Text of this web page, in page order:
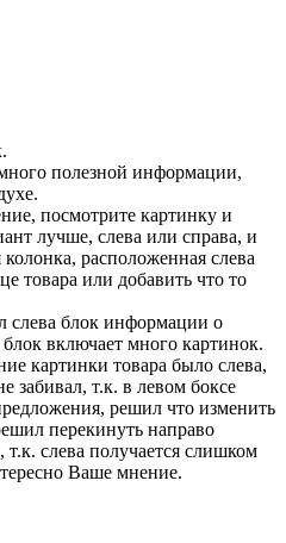
полезной информации,
посмотрите картинку и
лучше, слева или справа, и
расположенная слева
товара или добавить что то
слева блок информации о
включает много картинок.
картинки товара было слева,
забивал, т.к. в левом боксе
решил что изменить
перекинуть направо
слева получается слишком
Ваше мнение.